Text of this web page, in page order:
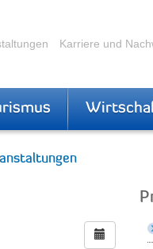
Karriere und